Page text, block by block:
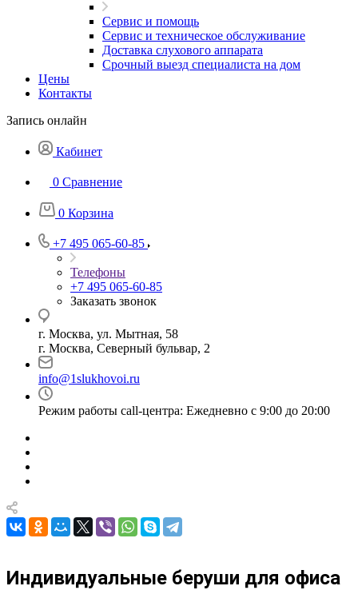
Сервис и помощь
Сервис и техническое обслуживание
Доставка слухового аппарата
Срочный выезд специалиста на дом
Цены
Контакты
Запись онлайн
Кабинет
0 Сравнение
0 Корзина
+7 495 065-60-85
Телефоны
+7 495 065-60-85
Заказать звонок
г. Москва, ул. Мытная, 58
г. Москва, Северный бульвар, 2
info@1slukhovoi.ru
Режим работы call-центра: Ежедневно с 9:00 до 20:00
Индивидуальные беруши для офиса